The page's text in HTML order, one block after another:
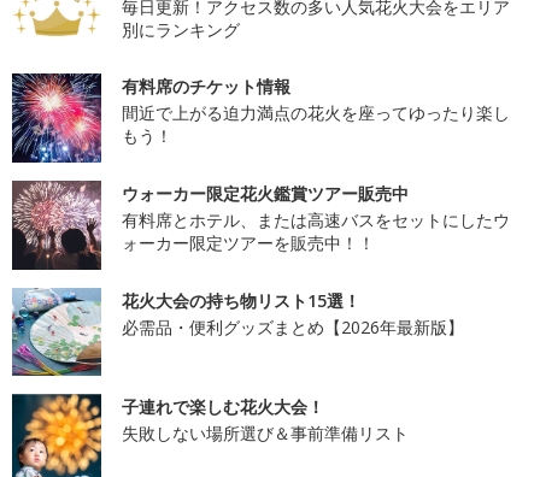
毎日更新！アクセス数の多い人気花火大会をエリア
別にランキング
有料席のチケット情報
間近で上がる迫力満点の花火を座ってゆったり楽し
もう！
ウォーカー限定花火鑑賞ツアー販売中
有料席とホテル、または高速バスをセットにしたウ
ォーカー限定ツアーを販売中！！
花火大会の持ち物リスト15選！
必需品・便利グッズまとめ【2026年最新版】
子連れで楽しむ花火大会！
失敗しない場所選び＆事前準備リスト